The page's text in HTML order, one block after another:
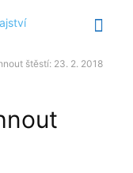
štěstí: 23. 2. 2018